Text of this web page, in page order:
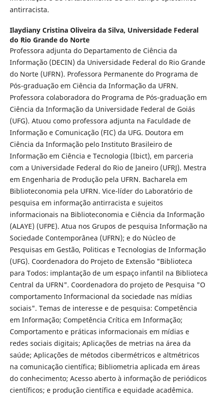
antirracista.
Ilaydiany Cristina Oliveira da Silva, Universidade Federal
do Rio Grande do Norte
Professora adjunta do Departamento de Ciência da
Informação (DECIN) da Universidade Federal do Rio Grande
do Norte (UFRN). Professora Permanente do Programa de
Pós-graduação em Ciência da Informação da UFRN.
Professora colaboradora do Programa de Pós-graduação em
Ciência da Informação da Universidade Federal de Goiás
(UFG). Atuou como professora adjunta na Faculdade de
Informação e Comunicação (FIC) da UFG. Doutora em
Ciência da Informação pelo Instituto Brasileiro de
Informação em Ciência e Tecnologia (Ibict), em parceria
com a Universidade Federal do Rio de Janeiro (UFRJ). Mestra
em Engenharia de Produção pela UFRN. Bacharela em
Biblioteconomia pela UFRN. Vice-líder do Laboratório de
pesquisa em informação antirracista e sujeitos
informacionais na Biblioteconomia e Ciência da Informação
(ALAYE) (UFPE). Atua nos Grupos de pesquisa Informação na
Sociedade Contemporânea (UFRN); e do Núcleo de
Pesquisas em Gestão, Politicas e Tecnologias de Informação
(UFG). Coordenadora do Projeto de Extensão "Biblioteca
para Todos: implantação de um espaço infantil na Biblioteca
Central da UFRN". Coordenadora do projeto de Pesquisa "O
comportamento Informacional da sociedade nas mídias
sociais". Temas de interesse e de pesquisa: Competência
em Informação; Competência Crítica em Informação;
Comportamento e práticas informacionais em mídias e
redes sociais digitais; Aplicações de metrias na área da
saúde; Aplicações de métodos cibermétricos e altmétricos
na comunicação científica; Bibliometria aplicada em áreas
do conhecimento; Acesso aberto à informação de periódicos
científicos; e produção científica e equidade acadêmica.